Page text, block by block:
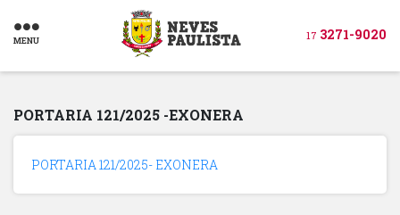
MENU 17 3271-9020
PORTARIA 121/2025 -EXONERA
PORTARIA 121/2025- EXONERA